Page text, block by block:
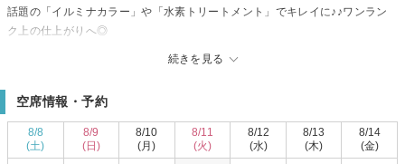
続きを見る
話題の「イルミナカラー」や「水素トリートメント」でキレイに♪♪ワンラン
ク上の仕上がりへ◎
空席情報・予約
8/8
(土)
8/9
(日)
8/10
(月)
8/11
(火)
8/12
(水)
8/13
(木)
8/14
(金)